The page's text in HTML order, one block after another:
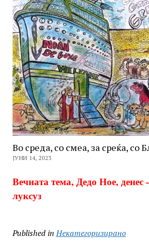
Во среда, со смеа, за среќа, со
ЈУНИ 14, 2023
Вечната тема, Дедо Ное, денес
луксуз
Published in Некатегоризирано